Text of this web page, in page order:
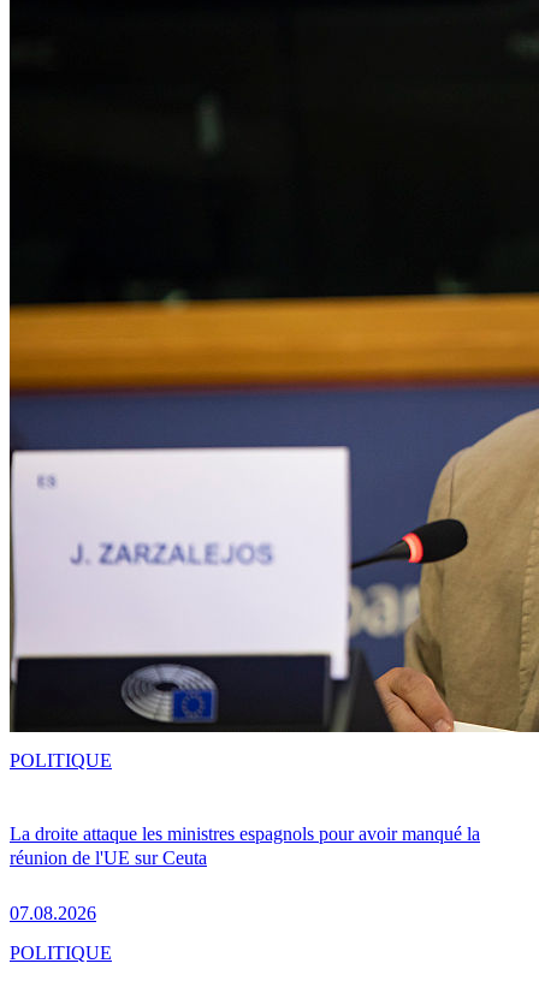
La droite attaque les ministres espagnols pour avoir manqué la
réunion de l'UE sur Ceuta
07.08.2026
POLITIQUE
POLITIQUE